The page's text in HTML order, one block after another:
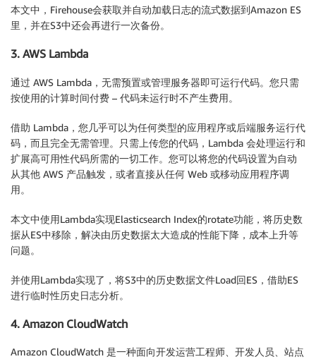
本文中，Firehouse会获取并自动加载日志的流式数据到Amazon ES
里，并在S3中还会再进行一次备份。
3. AWS Lambda
通过 AWS Lambda，无需预置或管理服务器即可运行代码。您只需
按使用的计算时间付费 – 代码未运行时不产生费用。
借助 Lambda，您几乎可以为任何类型的应用程序或后端服务运行代
码，而且完全无需管理。只需上传您的代码，Lambda 会处理运行和
扩展高可用性代码所需的一切工作。您可以将您的代码设置为自动
从其他 AWS 产品触发，或者直接从任何 Web 或移动应用程序调
用。
本文中使用Lambda实现Elasticsearch Index的rotate功能，将历史数
据从ES中移除，解决由历史数据太大造成的性能下降，成本上升等
问题。
并使用Lambda实现了，将S3中的历史数据文件Load回ES，借助ES
进行临时性历史日志分析。
4. Amazon CloudWatch
Amazon CloudWatch 是一种面向开发运营工程师、开发人员、站点